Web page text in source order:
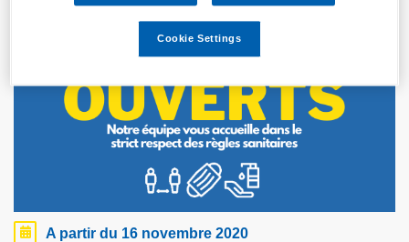
A partir du 16 novembre 2020
Cookie Settings